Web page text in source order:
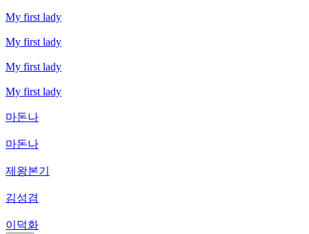
My first lady
My first lady
My first lady
My first lady
마돈나
마돈나
제왕본기
김성겸
이덕화